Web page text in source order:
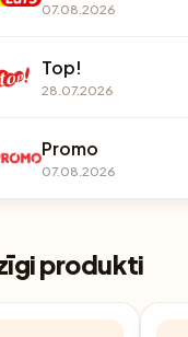
07.08.2026
Top!
28.07.2026
Promo
07.08.2026
produkti